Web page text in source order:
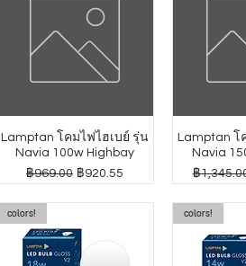
Lamptan โคมไฟไฮเบย์ รุ่น
Navia 100w Highbay
ราคาปกติ
฿969.00 ราคาขายลด
฿920.55
Lamptan โ
Navia
ราคาปกติ
฿
colors! colors!